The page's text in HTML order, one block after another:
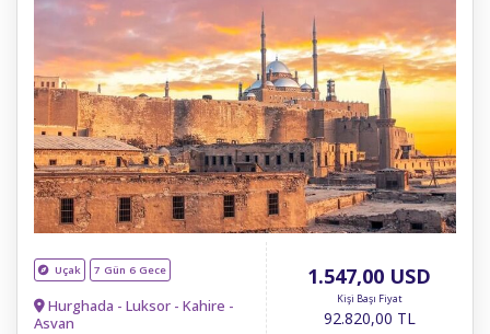
Uçak 7 Gün 6 Gece
Hurghada - Luksor - Kahire -
Asvan
1.547,00 USD
Kişi Başı Fiyat
92.820,00 TL